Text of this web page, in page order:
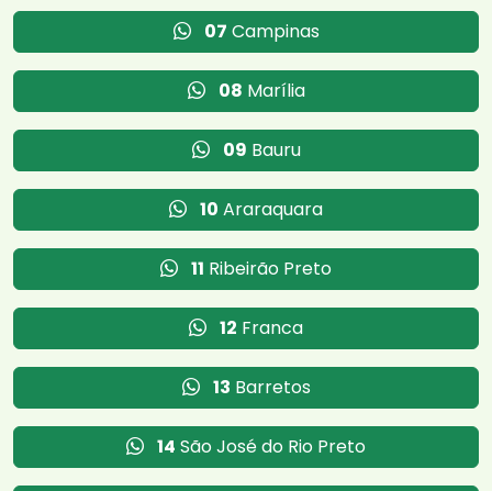
07 Campinas
08 Marília
09 Bauru
10 Araraquara
11 Ribeirão Preto
12 Franca
13 Barretos
14 São José do Rio Preto